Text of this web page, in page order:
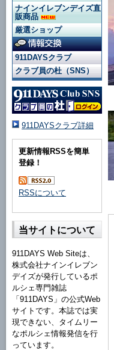
ナインイレブンデイズ直
販商品
厳選ショップ
911DAYSクラブ
クラブ員の杜（SNS）
911DAYSクラブ詳細
更新情報RSSを簡単
登録！
RSSについて
当サイトについて
911DAYS Web Siteは、
株式会社ナインイレブン
デイズが発行しているポ
ルシェ専門雑誌
「911DAYS」の公式Web
サイトです。本誌では実
現できない、タイムリー
なポルシェ情報発信を行
っています。